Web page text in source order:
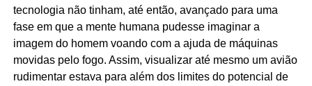
tecnologia não tinham, até então, avançado para uma
fase em que a mente humana pudesse imaginar a
imagem do homem voando com a ajuda de máquinas
movidas pelo fogo. Assim, visualizar até mesmo um avião
rudimentar estava para além dos limites do potencial de